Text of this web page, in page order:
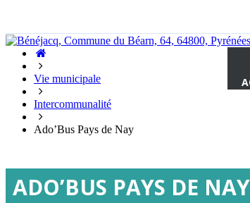
Vie municipale
Intercommunalité
Ado’Bus Pays de Nay
ADO’BUS PAYS DE NAY